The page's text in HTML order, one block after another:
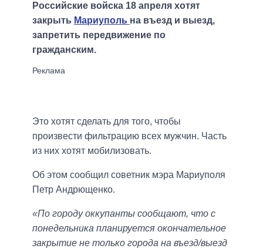
Российские войска 18 апреля хотят
закрыть Мариуполь на въезд и выезд,
запретить передвижение по
гражданским.
Это хотят сделать для того, чтобы
произвести фильтрацию всех мужчин. Часть
из них хотят мобилизовать.
Об этом сообщил советник мэра Мариуполя
Петр Андрющенко.
«По городу оккупанты сообщают, что с
понедельника планируется окончательное
закрытие не только города на въезд/выезд